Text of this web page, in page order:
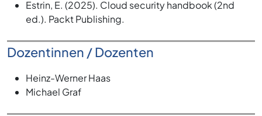
Estrin, E. (2025). Cloud security handbook (2nd
ed.). Packt Publishing.
Dozentinnen / Dozenten
Heinz-Werner Haas
Michael Graf